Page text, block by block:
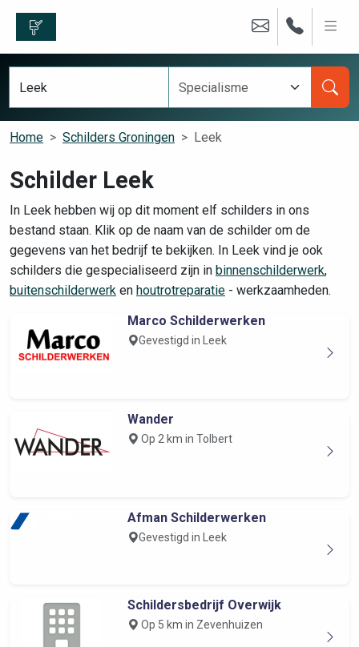
Home Schilders Groningen Leek
Schilder Leek
In Leek hebben wij op dit moment elf schilders in ons
bestand staan. Klik op de naam van de schilder om de
gegevens van het bedrijf te bekijken. In Leek vind je ook
schilders die gespecialiseerd zijn in binnenschilderwerk,
buitenschilderwerk en houtrotreparatie - werkzaamheden.
Marco Schilderwerken
Gevestigd in Leek
Wander
Op 2 km in Tolbert
Afman Schilderwerken
Gevestigd in Leek
Schildersbedrijf Overwijk
Op 5 km in Zevenhuizen